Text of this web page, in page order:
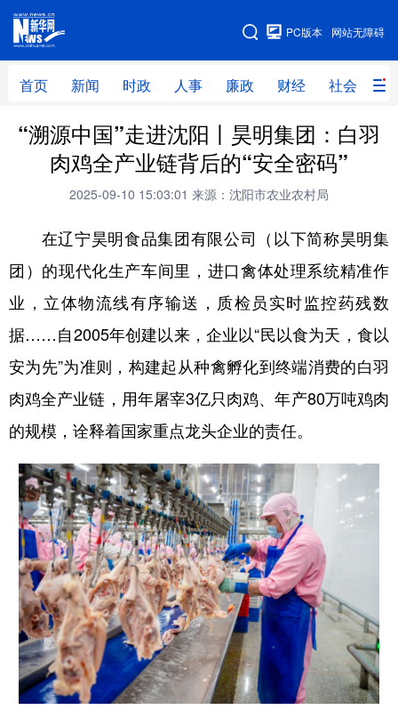
网站无障碍
PC版本
首页 新闻 时政 人事 廉政 财经 社会 科
网站地图
首页 新闻 时政 人事
廉政 财经 社会 科技
体育 视频 直播 无人机
地方频道
辽宁 吉林 上海 江苏
浙江 安徽 福建
山东 河南 湖北 湖南
广东 广西 海南 重庆
四川 贵州 云南
陕西 甘肃 青海
新疆 内蒙古 黑龙江
多语种频道
“溯源中国”走进沈阳丨昊明集团：白羽
肉鸡全产业链背后的“安全密码”
2025-09-10 15:03:01 来源：沈阳市农业农村局
在辽宁昊明食品集团有限公司（以下简称昊明集
团）的现代化生产车间里，进口禽体处理系统精准作
业，立体物流线有序输送，质检员实时监控药残数
据……自2005年创建以来，企业以“民以食为天，食以
安为先”为准则，构建起从种禽孵化到终端消费的白羽
肉鸡全产业链，用年屠宰3亿只肉鸡、年产80万吨鸡肉
的规模，诠释着国家重点龙头企业的责任。